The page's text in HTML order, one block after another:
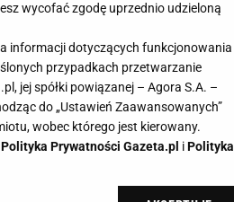
wycofać zgodę uprzednio udzieloną
informacji dotyczących funkcjonowania
przypadkach przetwarzanie
jej spółki powiązanej – Agora S.A. –
do „Ustawień Zaawansowanych”
wobec którego jest kierowany.
Polityka Prywatności Gazeta.pl iPolityka